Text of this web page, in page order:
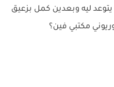
ليه وبعدين كمل بزعيق
مكتبي فين؟